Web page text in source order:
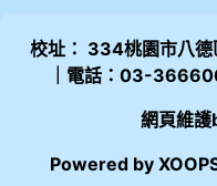
校址： 334桃園市八
｜電話：03-
網頁維護
Powered by